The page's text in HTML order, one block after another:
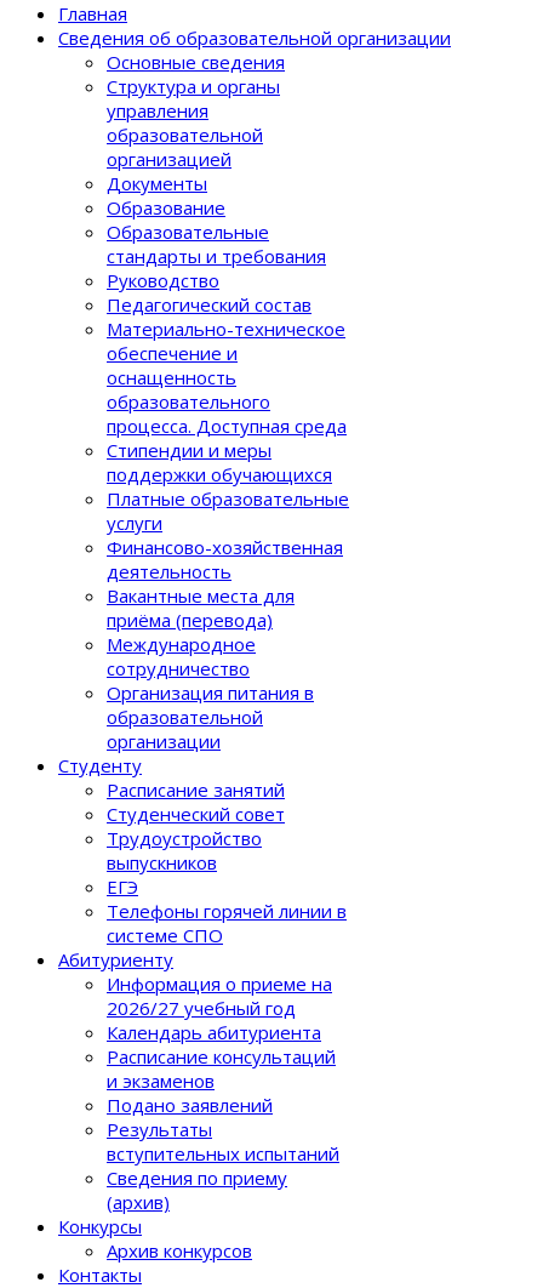
Главная
Сведения об образовательной организации
Основные сведения
Структура и органы
управления
образовательной
организацией
Документы
Образование
Образовательные
стандарты и требования
Руководство
Педагогический состав
Материально-техническое
обеспечение и
оснащенность
образовательного
процеcса. Доступная среда
Стипендии и меры
поддержки обучающихся
Платные образовательные
услуги
Финансово-хозяйственная
деятельность
Вакантные места для
приёма (перевода)
Международное
сотрудничество
Организация питания в
образовательной
организации
Студенту
Расписание занятий
Студенческий совет
Трудоустройство
выпускников
ЕГЭ
Телефоны горячей линии в
системе СПО
Абитуриенту
Информация о приеме на
2026/27 учебный год
Календарь абитуриента
Расписание консультаций
и экзаменов
Подано заявлений
Результаты
вступительных испытаний
Сведения по приему
(архив)
Конкурсы
Архив конкурсов
Контакты